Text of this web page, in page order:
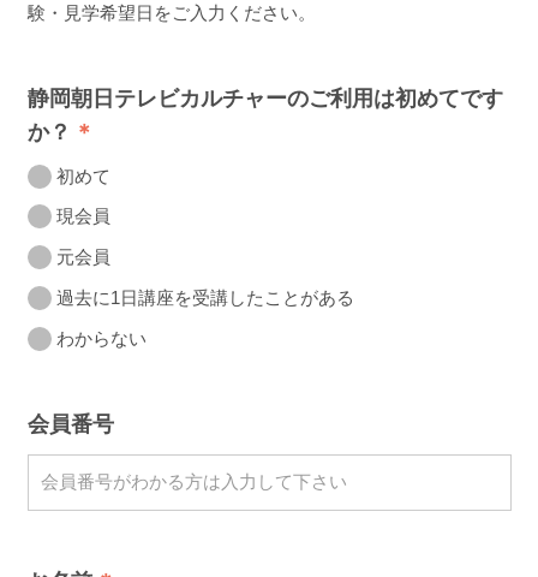
験・見学希望日をご入力ください。
静岡朝日テレビカルチャーのご利用は初めてです
か？
初めて
現会員
元会員
過去に1日講座を受講したことがある
わからない
会員番号